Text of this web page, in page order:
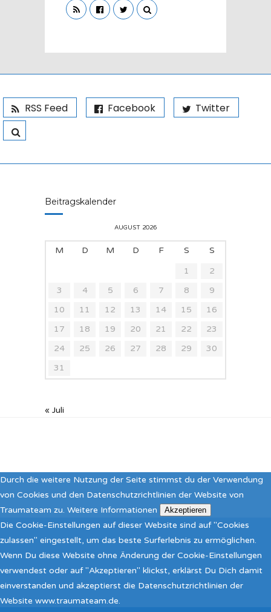
RSS Feed Facebook Twitter
Beitragskalender
AUGUST 2026
M D M D F S
S
1
2
3
4 5 6 7 8
9
10
11 12 13 14 15
16
17
18 19 20 21 22
23
24
25 26 27 28 29
30
31
« Juli
Durch die weitere Nutzung der Seite stimmst du der Verwendung
von Cookies und den Datenschutzrichtlinien der Website von
Traumateam zu. Weitere Informationen Akzeptieren
Die Cookie-Einstellungen auf dieser Website sind auf "Cookies
zulassen" eingestellt, um das beste Surferlebnis zu ermöglichen.
Wenn Du diese Website ohne Änderung der Cookie-Einstellungen
verwendest oder auf "Akzeptieren" klickst, erklärst Du Dich damit
einverstanden und akzeptierst die Datenschutzrichtlinien der
Website www.traumateam.de.